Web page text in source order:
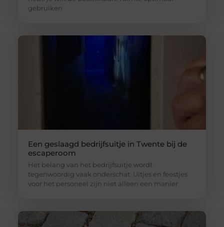
gebruiken
Een geslaagd bedrijfsuitje in Twente bij de
escaperoom
Het belang van het bedrijfsuitje wordt
tegenwoordig vaak onderschat. Uitjes en feestjes
voor het personeel zijn niet alleen een manier